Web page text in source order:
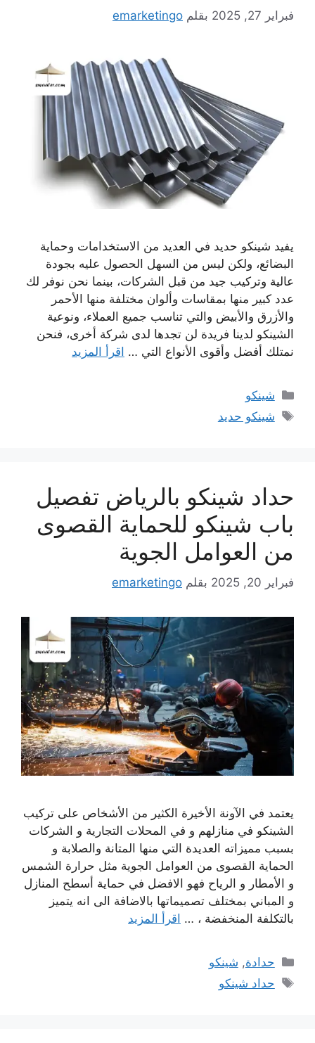
فبراير 27, 2025 بقلم emarketingo
يفيد شينكو حديد في العديد من الاستخدامات وحماية
البضائع، ولكن ليس من السهل الحصول عليه بجودة
عالية وتركيب جيد من قبل الشركات، بينما نحن نوفر لك
عدد كبير منها بمقاسات وألوان مختلفة منها الأحمر
والأزرق والأبيض والتي تناسب جميع العملاء، ونوعية
الشينكو لدينا فريدة لن تجدها لدى شركة أخرى، فنحن
نمتلك أفضل وأقوى الأنواع التي … اقرأ المزيد
التصنيفات
شينكو
الوسوم
شينكو حديد
حداد شينكو بالرياض تفصيل
باب شينكو للحماية القصوى
من العوامل الجوية
فبراير 20, 2025 بقلم emarketingo
يعتمد في الآونة الأخيرة الكثير من الأشخاص على تركيب
الشينكو في منازلهم و في المحلات التجارية و الشركات
بسبب مميزاته العديدة التي منها المتانة والصلابة و
الحماية القصوى من العوامل الجوية مثل حرارة الشمس
و الأمطار و الرياح فهو الافضل في حماية أسطح المنازل
و المباني بمختلف تصميماتها بالاضافة الى انه يتميز
بالتكلفة المنخفضة ، … اقرأ المزيد
التصنيفات
حدادة, شينكو
الوسوم
حداد شينكو